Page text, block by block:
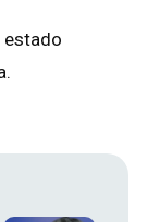
estado